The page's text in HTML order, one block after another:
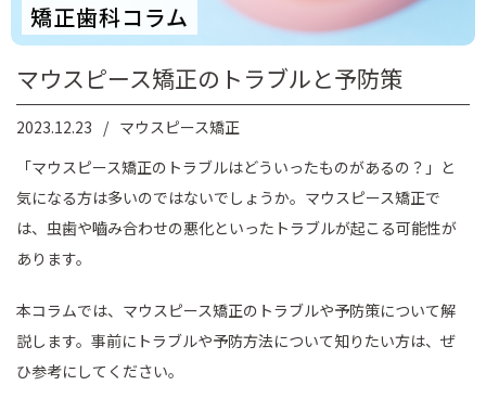
矯正歯科コラム
マウスピース矯正のトラブルと予防策
2023.12.23
マウスピース矯正
「マウスピース矯正のトラブルはどういったものがあるの？」と
気になる方は多いのではないでしょうか。マウスピース矯正で
は、虫歯や嚙み合わせの悪化といったトラブルが起こる可能性が
あります。
本コラムでは、マウスピース矯正のトラブルや予防策について解
説します。事前にトラブルや予防方法について知りたい方は、ぜ
ひ参考にしてください。